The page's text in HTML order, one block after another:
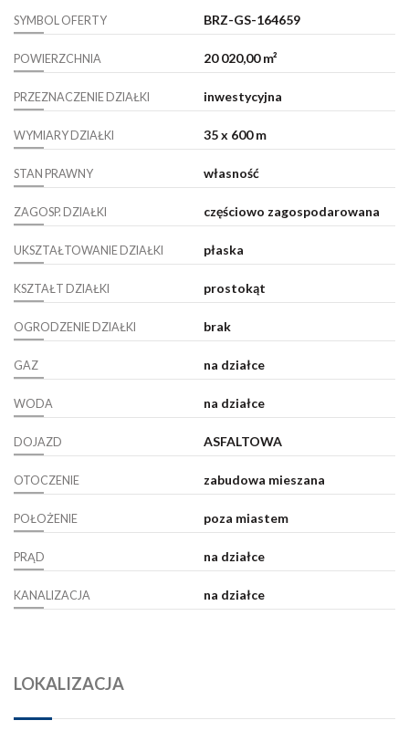
SYMBOL OFERTY BRZ-GS-164659
POWIERZCHNIA 20 020,00 m²
PRZEZNACZENIE DZIAŁKI inwestycyjna
WYMIARY DZIAŁKI 35 x 600 m
STAN PRAWNY własność
ZAGOSP. DZIAŁKI częściowo zagospodarowana
UKSZTAŁTOWANIE DZIAŁKI płaska
KSZTAŁT DZIAŁKI prostokąt
OGRODZENIE DZIAŁKI brak
GAZ na działce
WODA na działce
DOJAZD ASFALTOWA
OTOCZENIE zabudowa mieszana
POŁOŻENIE poza miastem
PRĄD na działce
KANALIZACJA na działce
LOKALIZACJA